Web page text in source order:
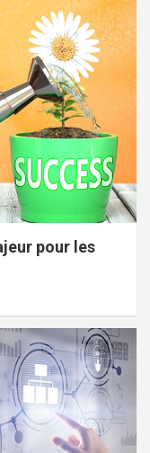
pour les